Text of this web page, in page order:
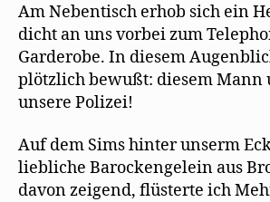
Am Nebentisch erhob sich ein
dicht an uns vorbei zum
Garderobe. In diesem
plötzlich bewußt: diesem Mann
unsere Polizei!
Auf dem Sims hinter unserm
liebliche Barockengelein aus
davon zeigend, flüsterte ich